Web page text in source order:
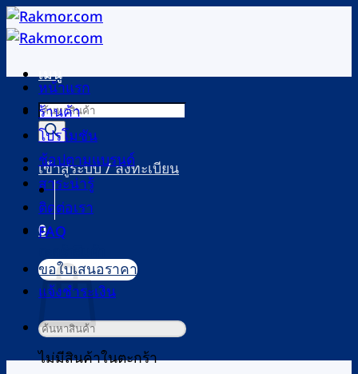
ข้าม
ไป
เนื้อหาเมนู
Products
search
เข้าสู่ระบบ / ลงทะเบียน
0
ไม่มีสินค้าในตะกร้า
หน้าแรก
ร้านค้า
โปรโมชัน
ช้อปตามแบรนด์
สาระน่ารู้
ติดต่อเรา
FAQ
ขอใบเสนอราคา
แจ้งชำระเงิน
ค้นหา: